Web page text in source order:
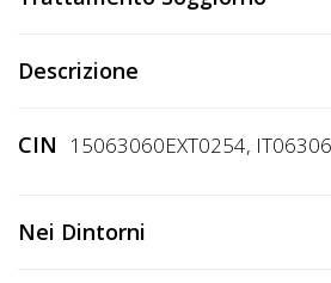
Descrizione
CIN 15063060EXT0254,
Nei Dintorni